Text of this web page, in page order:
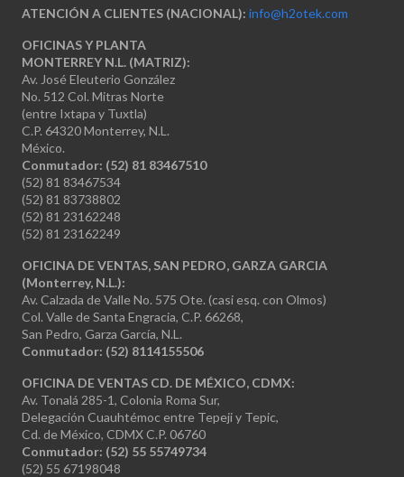
ATENCIÓN A CLIENTES (NACIONAL): info@h2otek.com
OFICINAS Y PLANTA
MONTERREY N.L. (MATRIZ):
Av. José Eleuterio González
No. 512 Col. Mitras Norte
(entre Ixtapa y Tuxtla)
C.P. 64320 Monterrey, N.L.
México.
Conmutador: (52) 81 83467510
(52) 81 83467534
(52) 81 83738802
(52) 81 23162248
(52) 81 23162249
OFICINA DE VENTAS, SAN PEDRO, GARZA GARCIA
(Monterrey, N.L.):
Av. Calzada de Valle No. 575 Ote. (casi esq. con Olmos)
Col. Valle de Santa Engracia, C.P. 66268,
San Pedro, Garza García, N.L.
Conmutador: (52) 8114155506
OFICINA DE VENTAS CD. DE MÉXICO, CDMX:
Av. Tonalá 285-1, Colonia Roma Sur,
Delegación Cuauhtémoc entre Tepeji y Tepic,
Cd. de México, CDMX C.P. 06760
Conmutador: (52) 55 55749734
(52) 55 67198048